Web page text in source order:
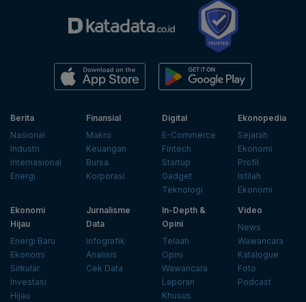
Berita
Nasional
Industri
Internasional
Energi
Finansial
Makro
Keuangan
Bursa
Korporasi
Digital
E-Commerce
Fintech
Startup
Gadget
Teknologi
Ekonopedia
Sejarah
Ekonomi
Profil
Istilah
Ekonomi
Ekonomi
Hijau
Energi Baru
Ekonomi
Sirkular
Investasi
Hijau
Jurnalisme
Data
Infografik
Analisis
Cek Data
In-Depth &
Opini
Telaah
Opini
Wawancara
Laporan
Khusus
Video
News
Wawancara
Katalogue
Foto
Podcast